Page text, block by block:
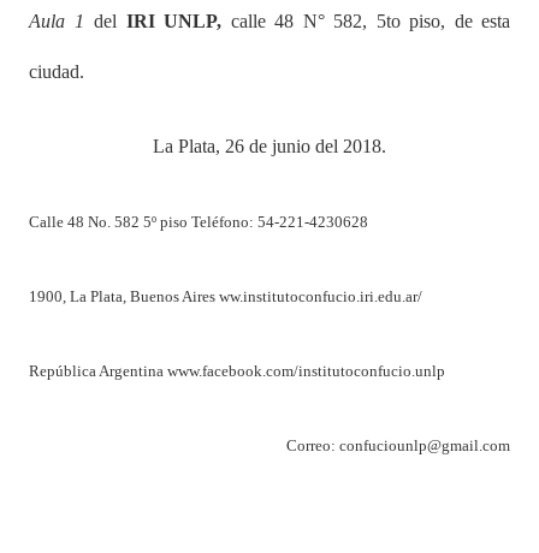
Aula 1 del IRI UNLP, calle 48 N° 582, 5to piso, de esta
ciudad.
La Plata, 26 de junio del 2018.
Calle 48 No. 582 5º piso Teléfono: 54-221-4230628
1900, La Plata, Buenos Aires ww.institutoconfucio.iri.edu.ar/
República Argentina www.facebook.com/institutoconfucio.unlp
Correo: confuciounlp@gmail.com